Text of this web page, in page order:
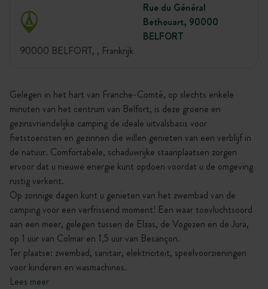
Rue du Général
Bethouart, 90000
BELFORT
90000 BELFORT, , Frankrijk
Gelegen in het hart van Franche-Comté, op slechts enkele
minuten van het centrum van Belfort, is deze groene en
gezinsvriendelijke camping de ideale uitvalsbasis voor
fietstoeristen en gezinnen die willen genieten van een verblijf in
de natuur. Comfortabele, schaduwrijke staanplaatsen zorgen
ervoor dat u nieuwe energie kunt opdoen voordat u de omgeving
rustig verkent.
Op zonnige dagen kunt u genieten van het zwembad van de
camping voor een verfrissend moment! Een waar toevluchtsoord
aan een meer, gelegen tussen de Elzas, de Vogezen en de Jura,
op 1 uur van Colmar en 1,5 uur van Besançon.
Ter plaatse: zwembad, sanitair, elektriciteit, speelvoorzieningen
voor kinderen en wasmachines.
Lees meer